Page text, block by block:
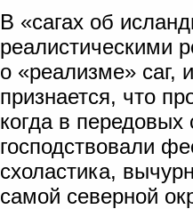
В «сагах об
реалистическими
о «реализме» саг,
признается, что
когда в
господствовали
схоластика,
самой северной